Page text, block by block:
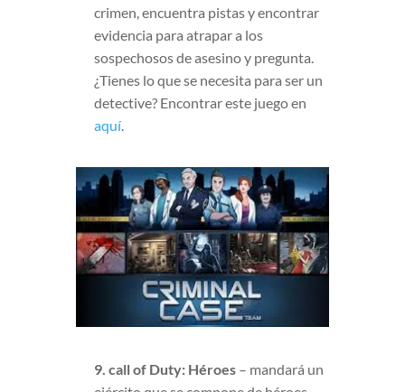
crimen, encuentra pistas y encontrar
evidencia para atrapar a los
sospechosos de asesino y pregunta.
¿Tienes lo que se necesita para ser un
detective? Encontrar este juego en
aquí
9. call of Duty: Héroes – mandará un